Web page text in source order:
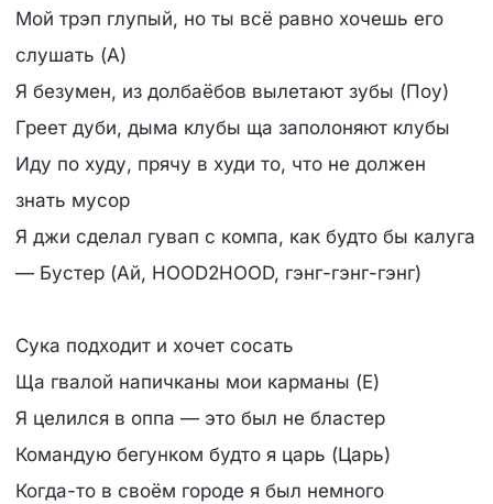
Мой трэп глупый, но ты всё равно хочешь его
слушать (А)
Я безумен, из долбаёбов вылетают зубы (Поу)
Греет дуби, дыма клубы ща заполоняют клубы
Иду по худу, прячу в худи то, что не должен
знать мусор
Я джи сделал гувап с компа, как будто бы калуга
— Бустер (Ай, HOOD2HOOD, гэнг-гэнг-гэнг)
Сука подходит и хочет сосать
Ща гвалой напичканы мои карманы (Е)
Я целился в оппа — это был не бластер
Командую бегунком будто я царь (Царь)
Когда-то в своём городе я был немного